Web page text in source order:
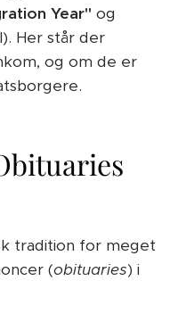
Year" og
Her står der
og om de er
tradition for meget
(obituaries) i